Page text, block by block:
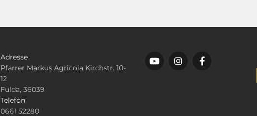
Adresse
Pfarrer Markus Agricola Kirchstr. 10-
12
Fulda, 36039
Telefon
0661 52280